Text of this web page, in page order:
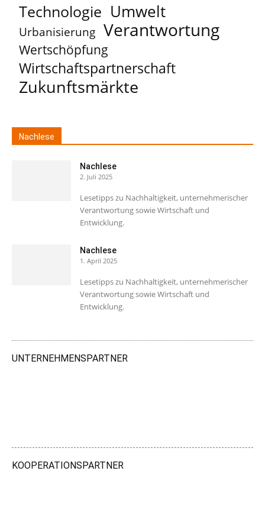
Technologie Umwelt
Urbanisierung Verantwortung
Wertschöpfung
Wirtschaftspartnerschaft
Zukunftsmärkte
Nachlese
Nachlese
2. Juli 2025
Lesetipps zu Nachhaltigkeit, unternehmerischer
Verantwortung sowie Wirtschaft und
Entwicklung.
Nachlese
1. April 2025
Lesetipps zu Nachhaltigkeit, unternehmerischer
Verantwortung sowie Wirtschaft und
Entwicklung.
UNTERNEHMENSPARTNER
KOOPERATIONSPARTNER